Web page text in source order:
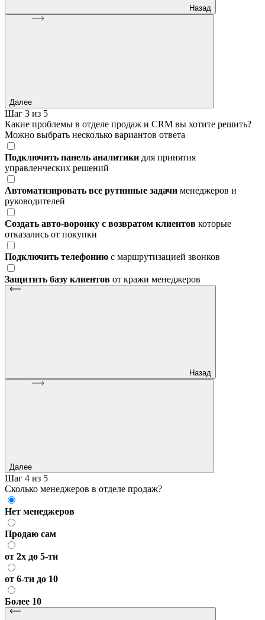
Назад
Далее
Шаг 3 из 5
Какие проблемы в отделе продаж и CRM вы хотите решить?
Можно выбрать несколько вариантов ответа
Подключить панель аналитики для принятия
управленческих решений
Автоматизировать все рутинные задачи менеджеров и
руководителей
Создать авто-воронку с возвратом клиентов которые
отказались от покупки
Подключить телефонию с маршрутизацией звонков
Защитить базу клиентов от кражи менеджеров
Назад
Далее
Шаг 4 из 5
Сколько менеджеров в отделе продаж?
Нет менеджеров
Продаю сам
от 2х до 5-ти
от 6-ти до 10
Более 10